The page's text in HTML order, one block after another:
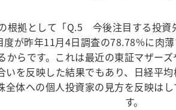
根拠として「Q.5 今後注目する投資
度が昨年11月4日調査の78.78%に肉
からです。これは最近の東証マザー
いを反映した結果でもあり、日経平
全体への個人投資家の見方を反映は
す。